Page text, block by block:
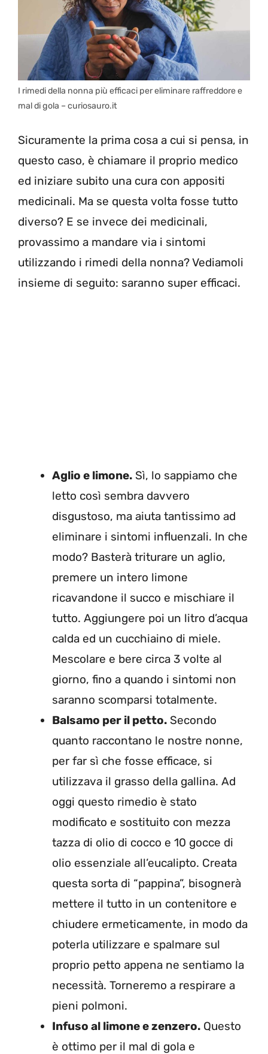
I rimedi della nonna più efficaci per eliminare raffreddore e
mal di gola – curiosauro.it
Sicuramente la prima cosa a cui si pensa, in
questo caso, è chiamare il proprio medico
ed iniziare subito una cura con appositi
medicinali. Ma se questa volta fosse tutto
diverso? E se invece dei medicinali,
provassimo a mandare via i sintomi
utilizzando i rimedi della nonna? Vediamoli
insieme di seguito: saranno super efficaci.
Aglio e limone. Sì, lo sappiamo che
letto così sembra davvero
disgustoso, ma aiuta tantissimo ad
eliminare i sintomi influenzali. In che
modo? Basterà triturare un aglio,
premere un intero limone
ricavandone il succo e mischiare il
tutto. Aggiungere poi un litro d’acqua
calda ed un cucchiaino di miele.
Mescolare e bere circa 3 volte al
giorno, fino a quando i sintomi non
saranno scomparsi totalmente.
Balsamo per il petto. Secondo
quanto raccontano le nostre nonne,
per far sì che fosse efficace, si
utilizzava il grasso della gallina. Ad
oggi questo rimedio è stato
modificato e sostituito con mezza
tazza di olio di cocco e 10 gocce di
olio essenziale all’eucalipto. Creata
questa sorta di “pappina”, bisognerà
mettere il tutto in un contenitore e
chiudere ermeticamente, in modo da
poterla utilizzare e spalmare sul
proprio petto appena ne sentiamo la
necessità. Torneremo a respirare a
pieni polmoni.
Infuso al limone e zenzero. Questo
è ottimo per il mal di gola e